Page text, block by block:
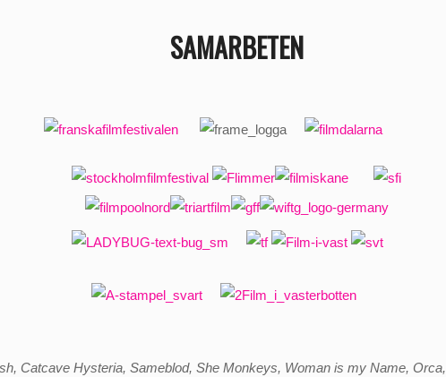
SAMARBETEN
Catcave Hysteria, Sameblod, She Monkeys, Woman is my Name,